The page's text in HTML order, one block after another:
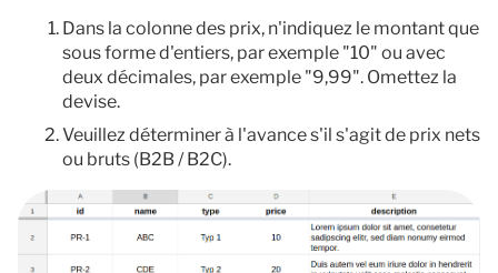
Dans la colonne des prix, n'indiquez le montant que
sous forme d'entiers, par exemple "10" ou avec
deux décimales, par exemple "9,99". Omettez la
devise.
Veuillez déterminer à l'avance s'il s'agit de prix nets
ou bruts (B2B / B2C).